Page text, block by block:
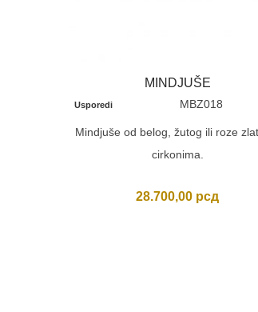
MINDJUŠE
Usporedi MBZ018
Mindjuše od belog, žutog ili roze
cirkonima.
28.700,00 рсд